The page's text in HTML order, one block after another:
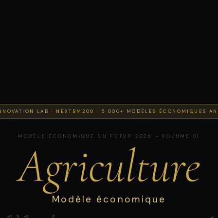
LAB · NEXTBM200 · 5 000+ MODÈLES ÉCONOMIQUES
MODÈLE ÉCONOMIQUE DU FUTUR 2026 - VOLUME 01
Agriculture
Modèle économique